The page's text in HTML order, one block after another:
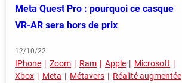
Meta Quest Pro : pourquoi ce casque
VR-AR sera hors de prix
12/10/22
IPhone Zoom Ram Apple
Microsoft
Xbox
Meta Métavers
Réalité augmentée